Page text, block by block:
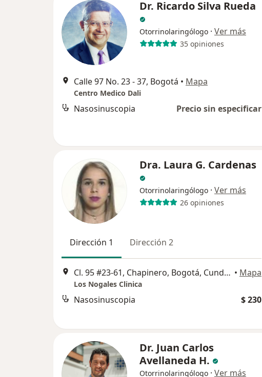
Dr. Ricardo Silva Rueda
Otorrinolaringólogo · Ver más
35 opiniones
Calle 97 No. 23 - 37, Bogotá • Mapa
Centro Medico Dali
Nasosinuscopia Precio sin especificar
Dra. Laura G. Cardenas
Otorrinolaringólogo · Ver más
26 opiniones
Dirección 1 Dirección 2
Cl. 95 #23-61, Chapinero, Bogotá, Cundinamarca, Colombia, Bogotá • Mapa
Los Nogales Clinica
Nasosinuscopia $ 230
Dr. Juan Carlos
Avellaneda H.
Otorrinolaringólogo · Ver más